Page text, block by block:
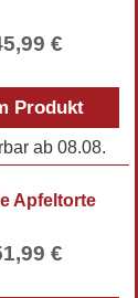
€
Produkt
ab 08.08.
Apfeltorte
€